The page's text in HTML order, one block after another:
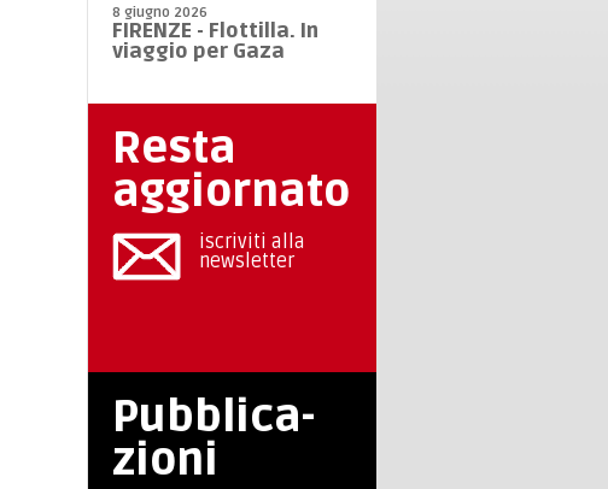
8 giugno 2026
FIRENZE - Flottilla. In
viaggio per Gaza
Resta
aggiornato
iscriviti alla
newsletter
Pubblica-
zioni